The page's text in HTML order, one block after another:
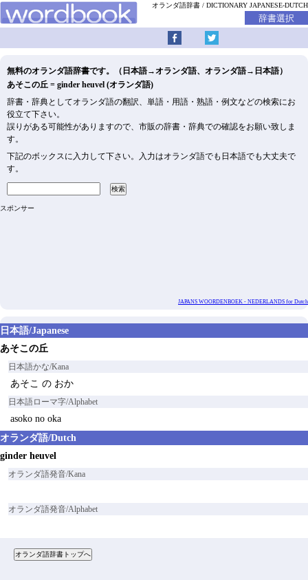
オランダ語辞書 DICTIONARY JAPANESE-DUTCH
無料のオランダ語辞書です。（日本語→オランダ語、オランダ語→日本語）
あそこの丘 = ginder heuvel (オランダ語)
辞書・辞典としてオランダ語の翻訳、単語・用語・熟語・例文などの検索にお
役立て下さい。
誤りがある可能性がありますので、市販の辞書・辞典での確認をお願い致しま
す。
下記のボックスに入力して下さい。入力はオランダ語でも日本語でも大丈夫で
す。
日本語/Japanese
あそこの丘
日本語かな/Kana
あそこ の おか
日本語ローマ字/Alphabet
asoko no oka
オランダ語/Dutch
ginder heuvel
オランダ語発音/Kana
オランダ語発音/Alphabet
スポンサー
JAPANS WOORDENBOEK - NEDERLANDS for Dutch